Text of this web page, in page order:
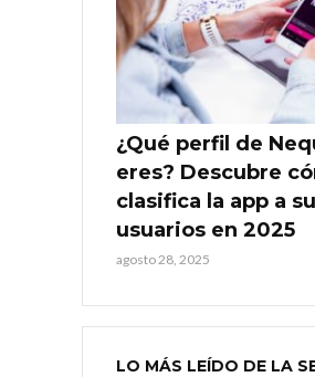
¿Qué perfil de
eres? Descubre
clasifica la app a
usuarios en 2025
agosto 28, 2025
LO MÁS LEÍDO DE LA